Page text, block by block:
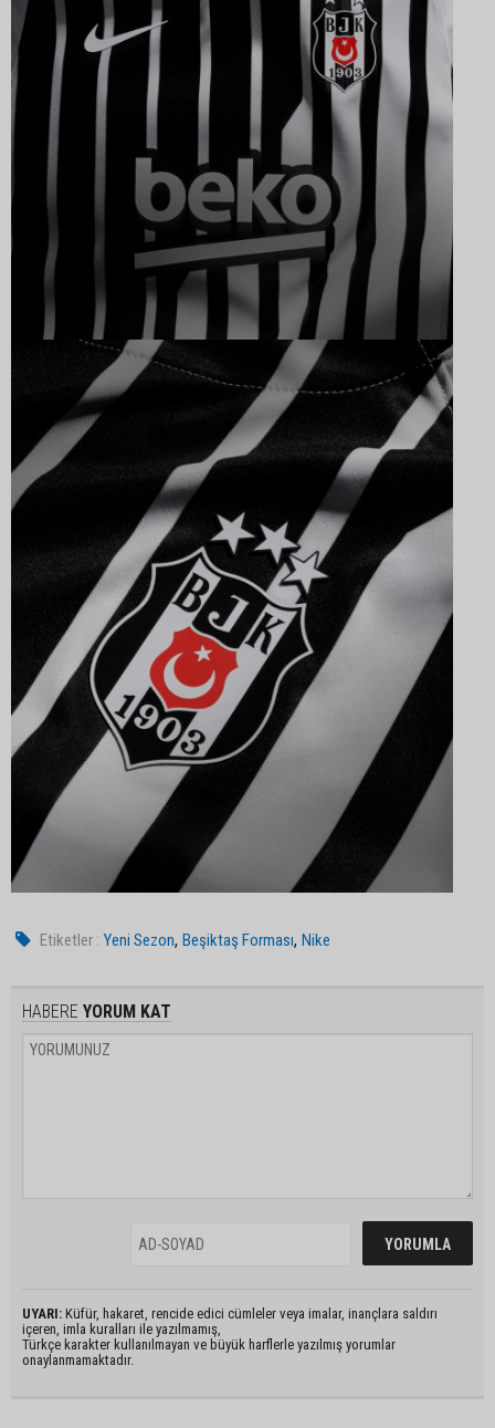
Etiketler : Yeni Sezon,Beşiktaş Forması,Nike
HABERE YORUM KAT
UYARI: Küfür, hakaret, rencide edici cümleler veya imalar, inançlara saldırı
içeren, imla kuralları ile yazılmamış,
Türkçe karakter kullanılmayan ve büyük harflerle yazılmış yorumlar
onaylanmamaktadır.